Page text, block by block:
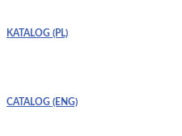
KATALOG (PL)
CATALOG (ENG)